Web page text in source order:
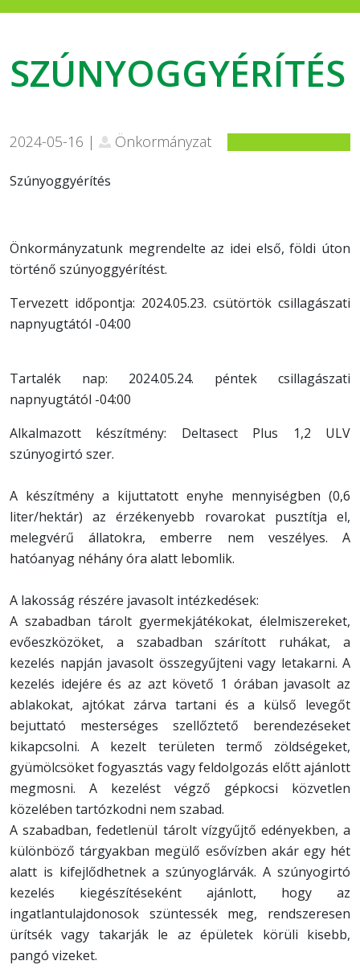
SZÚNYOGGYÉRÍTÉS
2024-05-16 | Önkormányzat
Szúnyoggyérítés
Önkormányzatunk megrendelte az idei első, földi úton
történő szúnyoggyérítést.
Tervezett időpontja: 2024.05.23. csütörtök csillagászati
napnyugtától -04:00
Tartalék nap: 2024.05.24. péntek csillagászati
napnyugtától -04:00
Alkalmazott készítmény: Deltasect Plus 1,2 ULV
szúnyogirtó szer.
A készítmény a kijuttatott enyhe mennyiségben (0,6
liter/hektár) az érzékenyebb rovarokat pusztítja el,
melegvérű állatokra, emberre nem veszélyes. A
hatóanyag néhány óra alatt lebomlik.
A lakosság részére javasolt intézkedések:
A szabadban tárolt gyermekjátékokat, élelmiszereket,
evőeszközöket, a szabadban szárított ruhákat, a
kezelés napján javasolt összegyűjteni vagy letakarni. A
kezelés idejére és az azt követő 1 órában javasolt az
ablakokat, ajtókat zárva tartani és a külső levegőt
bejuttató mesterséges szellőztető berendezéseket
kikapcsolni. A kezelt területen termő zöldségeket,
gyümölcsöket fogyasztás vagy feldolgozás előtt ajánlott
megmosni. A kezelést végző gépkocsi közvetlen
közelében tartózkodni nem szabad.
A szabadban, fedetlenül tárolt vízgyűjtő edényekben, a
különböző tárgyakban megülő esővízben akár egy hét
alatt is kifejlődhetnek a szúnyoglárvák. A szúnyogirtó
kezelés kiegészítéseként ajánlott, hogy az
ingatlantulajdonosok szüntessék meg, rendszeresen
ürítsék vagy takarják le az épületek körüli kisebb,
pangó vizeket.